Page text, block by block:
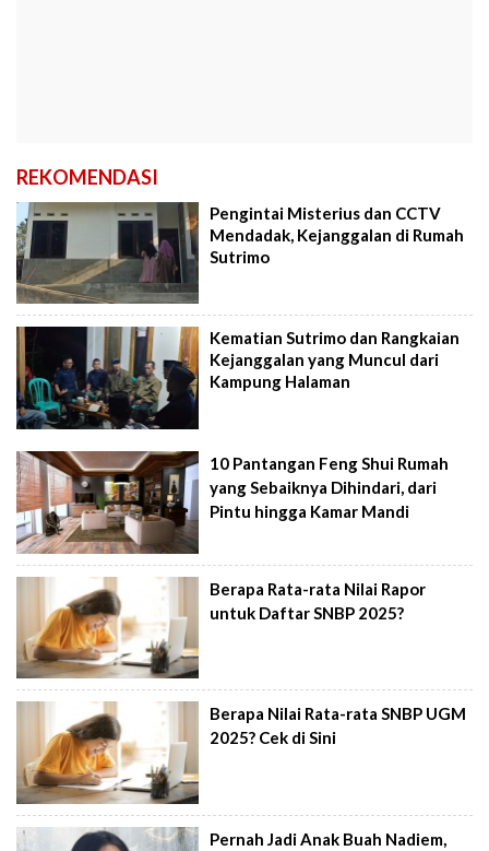
REKOMENDASI
Pengintai Misterius dan CCTV
Mendadak, Kejanggalan di Rumah
Sutrimo
Kematian Sutrimo dan Rangkaian
Kejanggalan yang Muncul dari
Kampung Halaman
10 Pantangan Feng Shui Rumah
yang Sebaiknya Dihindari, dari
Pintu hingga Kamar Mandi
Berapa Rata-rata Nilai Rapor
untuk Daftar SNBP 2025?
Berapa Nilai Rata-rata SNBP UGM
2025? Cek di Sini
Pernah Jadi Anak Buah Nadiem,